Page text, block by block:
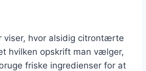
viser, hvor alsidig citrontærte
hvilken opskrift man vælger,
friske ingredienser for at